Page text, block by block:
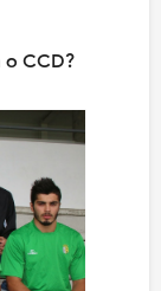
CCD?